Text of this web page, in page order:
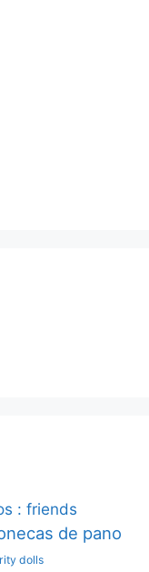
: friends
de pano
dolls